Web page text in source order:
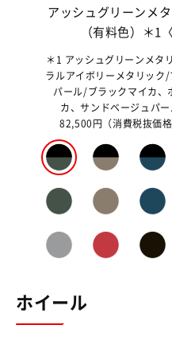
アッシュグリーンメ
（有料色）＊1
＊1 アッシュグリーンメタ
ラルアイボリーメタリック
パール/ブラックマイカ、
カ、サンドベージュパ
82,500円（消費税抜価
ホイール